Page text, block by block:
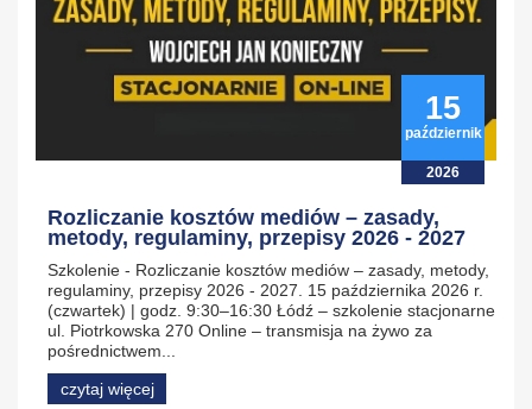
15
październik
2026
Rozliczanie kosztów mediów – zasady,
metody, regulaminy, przepisy 2026 - 2027
Szkolenie - Rozliczanie kosztów mediów – zasady, metody,
regulaminy, przepisy 2026 - 2027. 15 października 2026 r.
(czwartek) | godz. 9:30–16:30 Łódź – szkolenie stacjonarne
ul. Piotrkowska 270 Online – transmisja na żywo za
pośrednictwem...
czytaj więcej